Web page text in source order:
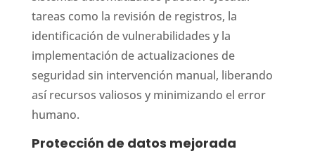
tareas como la revisión de registros, la
identificación de vulnerabilidades y la
implementación de actualizaciones de
seguridad sin intervención manual, liberando
así recursos valiosos y minimizando el error
humano.
Protección de datos mejorada